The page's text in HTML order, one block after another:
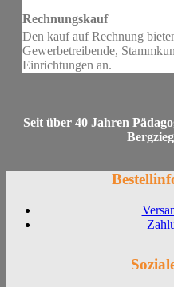
Rechnungskauf
Den kauf auf Rechnung
Gewerbetreibende,
Einrichtungen an.
Seit über 40 Jahren